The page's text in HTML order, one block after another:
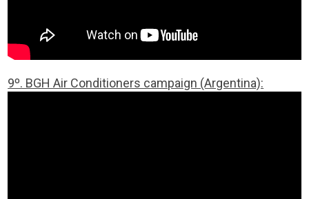
9º. BGH Air Conditioners campaign (Argentina):